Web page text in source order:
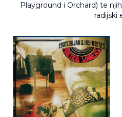
Playground i Orchard) te
radijski